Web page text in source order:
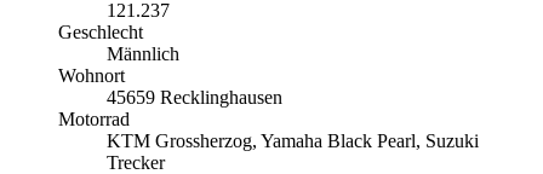
121.237
Geschlecht
Männlich
Wohnort
45659 Recklinghausen
Motorrad
KTM Grossherzog, Yamaha Black Pearl, Suzuki
Trecker